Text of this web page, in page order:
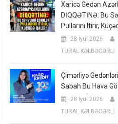
Xaricə Gedən
DİQQƏTİNƏ: Bu
Pullarını Itirir,
28 İyul 2026
TURAL KƏLBƏCƏRLİ
Çimərliyə
Sabah Bu Hava
28 İyul 2026
TURAL KƏLBƏCƏRLİ